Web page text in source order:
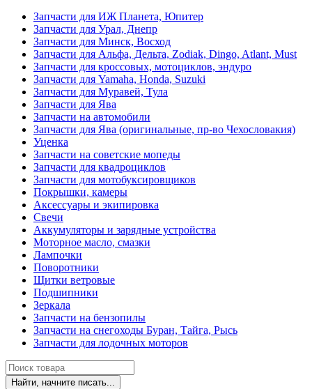
Запчасти для ИЖ Планета, Юпитер
Запчасти для Урал, Днепр
Запчасти для Минск, Восход
Запчасти для Альфа, Дельта, Zodiak, Dingo, Atlant, Must
Запчасти для кроссовых, мотоциклов, эндуро
Запчасти для Yamaha, Honda, Suzuki
Запчасти для Муравей, Тула
Запчасти для Ява
Запчасти на автомобили
Запчасти для Ява (оригинальные, пр-во Чехословакия)
Уценка
Запчасти на советские мопеды
Запчасти для квадроциклов
Запчасти для мотобуксировщиков
Покрышки, камеры
Аксессуары и экипировка
Свечи
Аккумуляторы и зарядные устройства
Моторное масло, смазки
Лампочки
Поворотники
Щитки ветровые
Подшипники
Зеркала
Запчасти на бензопилы
Запчасти на снегоходы Буран, Тайга, Рысь
Запчасти для лодочных моторов
Найти, начните писать...